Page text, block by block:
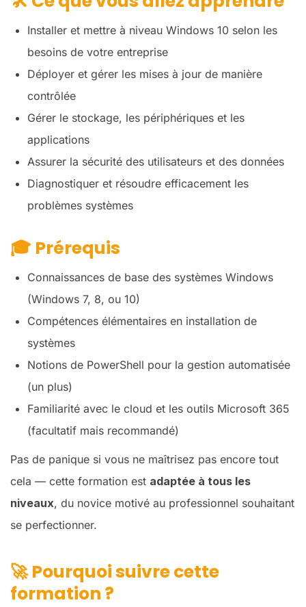
Installer et mettre à niveau Windows 10 selon les
besoins de votre entreprise
Déployer et gérer les mises à jour de manière
contrôlée
Gérer le stockage, les périphériques et les
applications
Assurer la sécurité des utilisateurs et des données
Diagnostiquer et résoudre efficacement les
problèmes systèmes
🎓 Prérequis
Connaissances de base des systèmes Windows
(Windows 7, 8, ou 10)
Compétences élémentaires en installation de
systèmes
Notions de PowerShell pour la gestion automatisée
(un plus)
Familiarité avec le cloud et les outils Microsoft 365
(facultatif mais recommandé)
Pas de panique si vous ne maîtrisez pas encore tout
cela — cette formation est adaptée à tous les
niveaux, du novice motivé au professionnel souhaitant
se perfectionner.
🚀 Pourquoi suivre cette
formation ?